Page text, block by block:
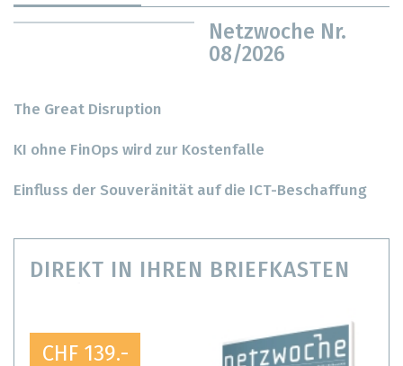
Netzwoche Nr.
08/2026
The Great Disruption
KI ohne FinOps wird zur Kostenfalle
Einfluss der Souveränität auf die ICT-Beschaffung
DIREKT IN IHREN BRIEFKASTEN
CHF 139.-